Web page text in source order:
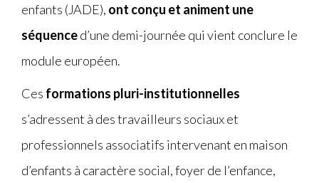
enfants (JADE), ont conçu et animent une
séquenced’une demi-journée qui vient conclure le
module européen.
Ces formations pluri-institutionnelles
s’adressent à des travailleurs sociaux et
professionnels associatifs intervenant en maison
d’enfants à caractère social, foyer de l’enfance,